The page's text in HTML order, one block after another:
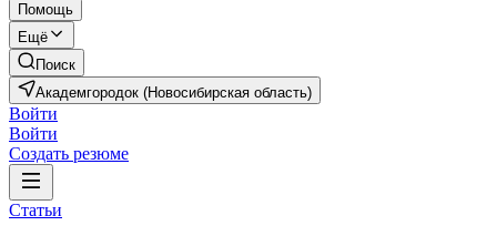
Помощь
Ещё
Поиск
Академгородок (Новосибирская область)
Войти
Войти
Создать резюме
Статьи